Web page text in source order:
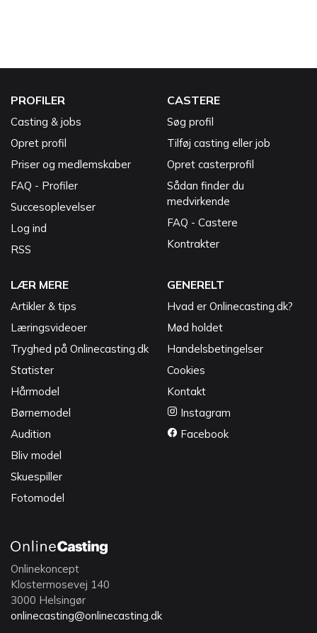
PROFILER
Casting & jobs
Opret profil
Priser og medlemskaber
FAQ - Profiler
Succesoplevelser
Log ind
RSS
CASTERE
Søg profil
Tilføj casting eller job
Opret casterprofil
Sådan finder du
medvirkende
FAQ - Castere
Kontrakter
LÆR MERE
Artikler & tips
Læringsvideoer
Tryghed på Onlinecasting.dk
Statister
Hårmodel
Børnemodel
Audition
Bliv model
Skuespiller
Fotomodel
GENERELT
Hvad er Onlinecasting.dk?
Mød holdet
Handelsbetingelser
Cookies
Kontakt
Instagram
Facebook
Onlinekoncept
Klostermosevej 140
3000 Helsingør
onlinecasting@onlinecasting.dk